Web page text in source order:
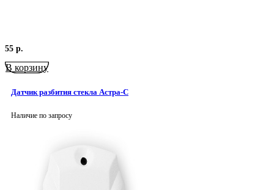
55 р.
В корзину
Датчик разбития стекла Астра-С
Наличие по запросу